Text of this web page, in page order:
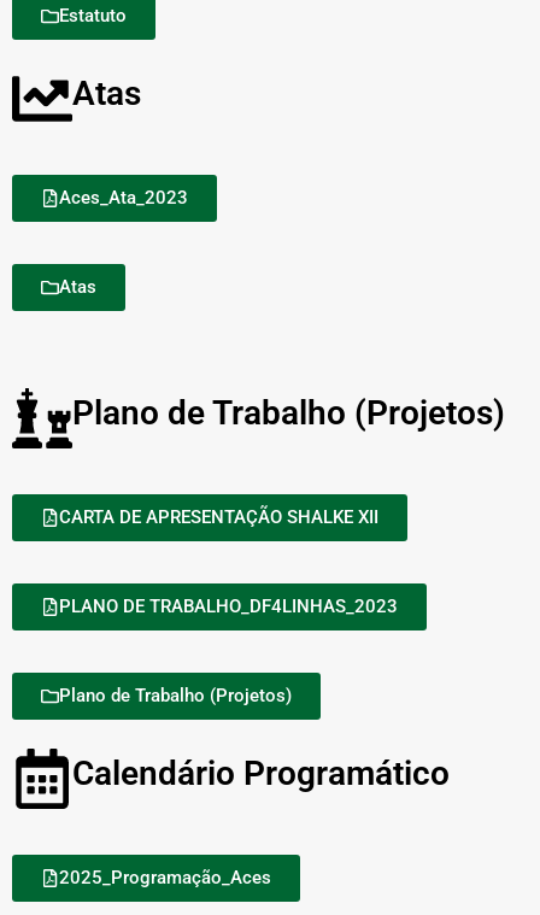
Estatuto
Atas
Aces_Ata_2023
Atas
Plano de Trabalho (Projetos)
CARTA DE APRESENTAÇÃO SHALKE XII
PLANO DE TRABALHO_DF4LINHAS_2023
Plano de Trabalho (Projetos)
Calendário Programático
2025_Programação_Aces